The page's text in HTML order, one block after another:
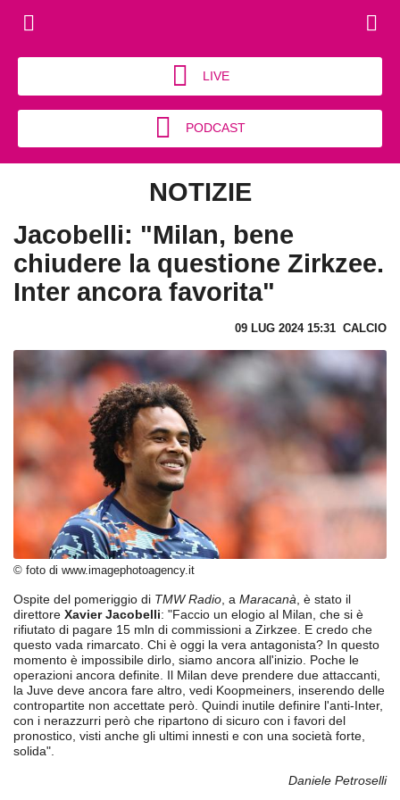
LIVE
PODCAST
NOTIZIE
Jacobelli: "Milan, bene
chiudere la questione Zirkzee.
Inter ancora favorita"
09 LUG 2024 15:31 CALCIO
© foto di www.imagephotoagency.it
Ospite del pomeriggio di TMW Radio, a Maracanà, è stato il
direttore Xavier Jacobelli: "Faccio un elogio al Milan, che si è
rifiutato di pagare 15 mln di commissioni a Zirkzee. E credo che
questo vada rimarcato. Chi è oggi la vera antagonista? In questo
momento è impossibile dirlo, siamo ancora all'inizio. Poche le
operazioni ancora definite. Il Milan deve prendere due attaccanti,
la Juve deve ancora fare altro, vedi Koopmeiners, inserendo delle
contropartite non accettate però. Quindi inutile definire l'anti-Inter,
con i nerazzurri però che ripartono di sicuro con i favori del
pronostico, visti anche gli ultimi innesti e con una società forte,
solida".
Daniele Petroselli